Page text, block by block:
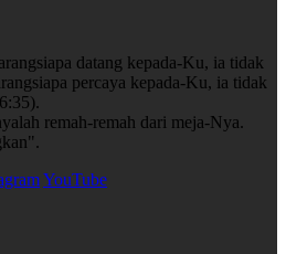
datang kepada-Ku, ia tidak
percaya kepada-Ku, ia tidak
remah-remah dari meja-Nya.
YouTube